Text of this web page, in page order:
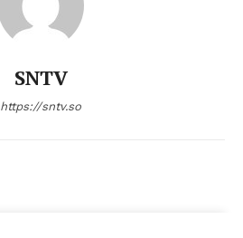
SNTV
https://sntv.so